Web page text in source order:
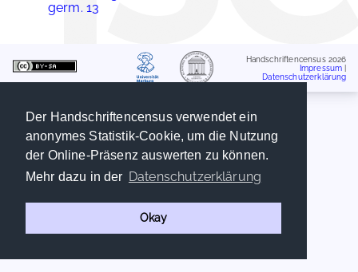
Der Handschriftencensus verwendet ein
anonymes Statistik-Cookie, um die Nutzung
der Online-Präsenz auswerten zu können.
Mehr dazu in der Datenschutzerklärung
Okay
germ. 13
Handschriftencensus 2026
Impressum
Datenschutzerklärung